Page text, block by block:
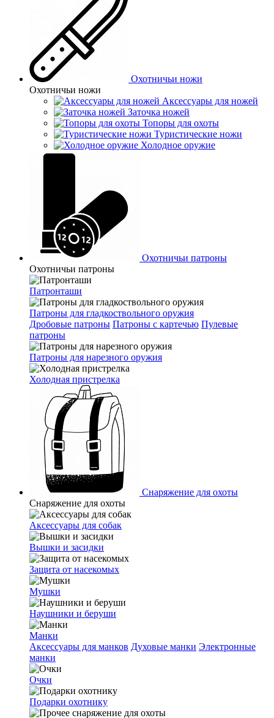
Охотничьи ножи
Охотничьи ножи
Аксессуары для ножей
Заточка ножей
Топоры для охоты
Туристические ножи
Холодное оружие
Охотничьи патроны
Охотничьи патроны
Патронташи
Патроны для гладкоствольного оружия
Дробовые патроны Патроны с картечью Пулевые
патроны
Патроны для нарезного оружия
Холодная пристрелка
Снаряжение для охоты
Снаряжение для охоты
Аксессуары для собак
Вышки и засидки
Защита от насекомых
Мушки
Наушники и беруши
Манки
Аксессуары для манков Духовые манки Электронные
манки
Очки
Подарки охотнику